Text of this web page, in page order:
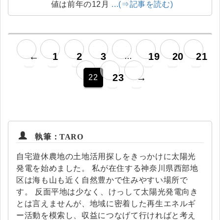
値は前年の12月 ...(⇒記事を読む)
← 1 2 3 … 19 20 21
22 23 →
執筆：TARO
自宅遊休農地の土地活用探しをきっかけに太陽光
発電を始めました。 私が在住する神奈川県西部地
区は海も山も近く自然豊かで住みやすい場所で
す。 反面平地は少なく、けっして太陽光発電向き
とは言えませんが、地域に密着した再生エネルギ
ー活動を模索し、収益につなげて行ければと考え